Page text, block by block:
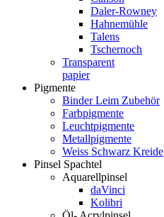
Daler-Rowney
Hahnemühle
Talens
Tschernoch
Transparent
papier
Pigmente
Binder Leim Zubehör
Farbpigmente
Leuchtpigmente
Metallpigmente
Weiss Schwarz Kreide
Pinsel Spachtel
Aquarellpinsel
daVinci
Kolibri